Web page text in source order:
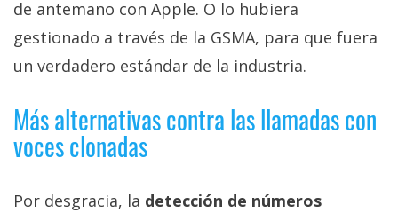
de antemano con Apple. O lo hubiera
gestionado a través de la GSMA, para que fuera
un verdadero estándar de la industria.
Más alternativas contra las llamadas con
voces clonadas
Por desgracia, la detección de números